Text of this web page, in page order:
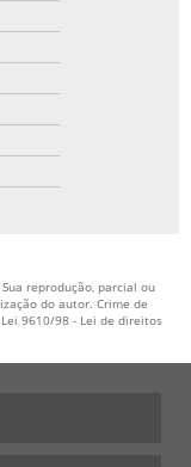
reprodução, parcial ou
do autor. Crime de
Lei 9610/98 - Lei de direitos